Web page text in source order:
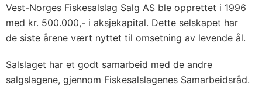
Vest-Norges Fiskesalslag Salg AS ble opprettet i 1996
med kr. 500.000,- i aksjekapital. Dette selskapet har
de siste årene vært nyttet til omsetning av levende ål.
Salslaget har et godt samarbeid med de andre
salgslagene, gjennom Fiskesalslagenes Samarbeidsråd.